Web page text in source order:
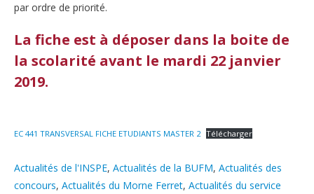
par ordre de priorité.
La fiche est à déposer dans la boite de
la scolarité avant le mardi 22 janvier
2019.
EC 441 TRANSVERSAL FICHE ETUDIANTS MASTER 2 Télécharger
Catégories
Actualités de l'INSPE, Actualités de la BUFM, Actualités des
concours, Actualités du Morne Ferret, Actualités du service